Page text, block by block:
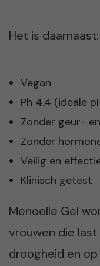
Het is daarnaast:
Vegan
Ph 4.4 (ideale
Zonder geur-
Zonder
Veilig en
Klinisch getest
Menoelle Gel
vrouwen die
droogheid en